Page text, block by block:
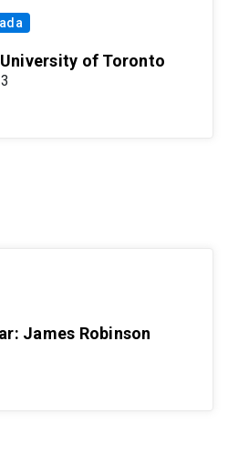
of Toronto
James Robinson